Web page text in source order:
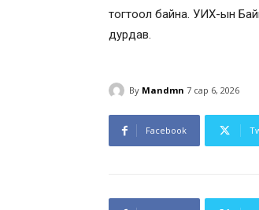
тогтоол байна. УИХ-ын
дурдав.
By Mandmn 7 сар 6, 2026
Facebook